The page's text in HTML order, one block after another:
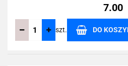
7.00
szt. DO